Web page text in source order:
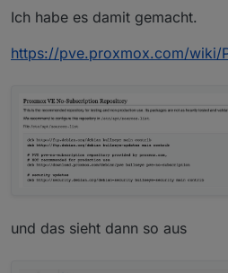
8888888
888
888   88888b.
888   888  888
888   888  888
2021-12-
2021-12-
Ich habe es damit gemacht.
https://pve.proxmox.com/wiki/
und das sieht dann so aus